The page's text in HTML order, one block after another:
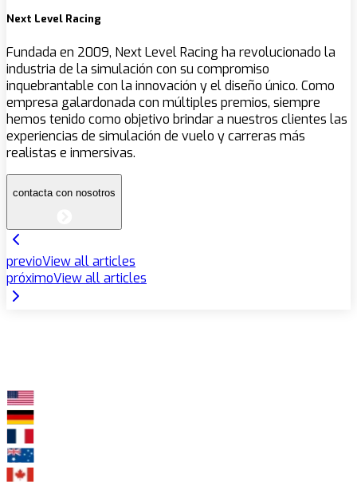
Next Level Racing
Fundada en 2009, Next Level Racing ha revolucionado la
industria de la simulación con su compromiso
inquebrantable con la innovación y el diseño único. Como
empresa galardonada con múltiples premios, siempre
hemos tenido como objetivo brindar a nuestros clientes las
experiencias de simulación de vuelo y carreras más
realistas e inmersivas.
contacta con nosotros
previoView all articles
próximoView all articles